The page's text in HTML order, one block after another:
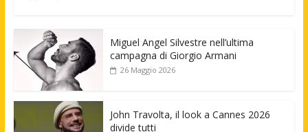
Miguel Angel Silvestre nell’ultima
campagna di Giorgio Armani
26 Maggio 2026
John Travolta, il look a Cannes 2026
divide tutti